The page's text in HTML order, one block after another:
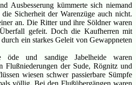
Ausbesserung kümmerte sich niemand
Sicherheit der Warenzüge auch nicht.
an. Die Ritter und ihre Söldner waren
gefeit. Doch die Kaufherren mit
ein starkes Geleit von Gewappneten
und sandige Jabelheide waren
Flußniederungen der Sude, Rögnitz und
wiesen schwer passierbare Sümpfe
völlig. Bei den Flußübergängen waren